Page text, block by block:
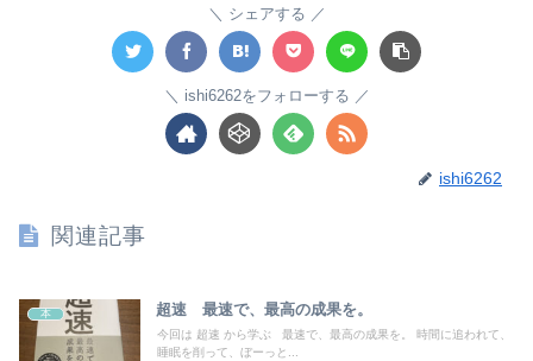
シェアする
ishi6262をフォローする
ishi6262
関連記事
本 超速 最速で、最高の成果を。
今回は 超速 から学ぶ 最速で、最高の成果を。 時間に追われて、
睡眠を削って、ぼーっと...